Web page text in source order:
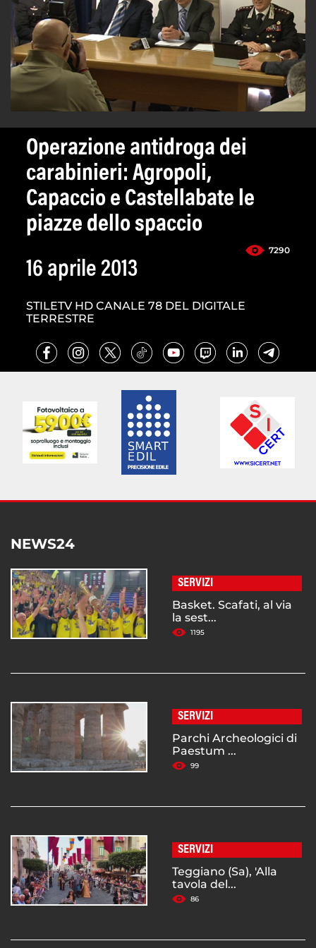
Operazione antidroga dei
carabinieri: Agropoli,
Capaccio e Castellabate le
piazze dello spaccio
7290
16 aprile 2013
STILETV HD CANALE 78 DEL DIGITALE
TERRESTRE
NEWS24
SERVIZI
Basket. Scafati, al via
la sest...
1195
SERVIZI
Parchi Archeologici di
Paestum ...
99
SERVIZI
Teggiano (Sa), 'Alla
tavola del...
86